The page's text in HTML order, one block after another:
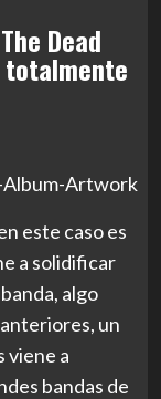
Dead
totalmente
este caso es
a solidificar
algo
un
viene a
bandas de